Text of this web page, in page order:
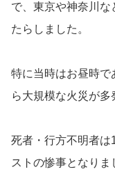
で、東京や神奈川な
たらしました。
特に当時はお昼時で
ら大規模な火災が多
死者・行方不明者は
ストの惨事となりま